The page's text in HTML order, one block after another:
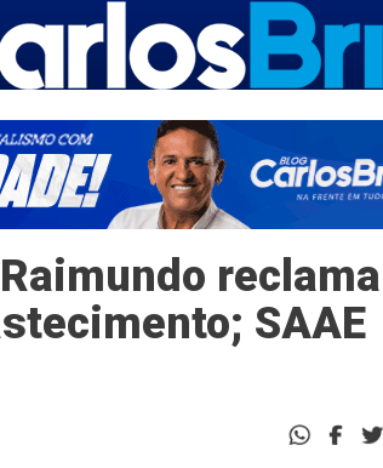
SAAE